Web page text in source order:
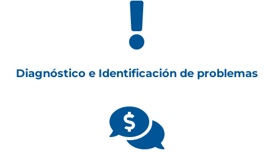

Diagnóstico e Identificación de problemas
